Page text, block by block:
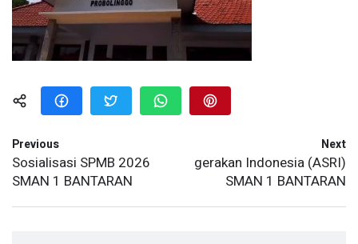
Previous
Sosialisasi SPMB 2026
SMAN 1 BANTARAN
Next
gerakan Indonesia (ASRI)
SMAN 1 BANTARAN